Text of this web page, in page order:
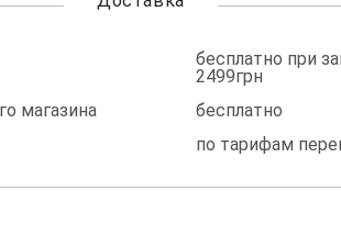
бесплатно при
2499грн
магазина
бесплатно
по тарифам